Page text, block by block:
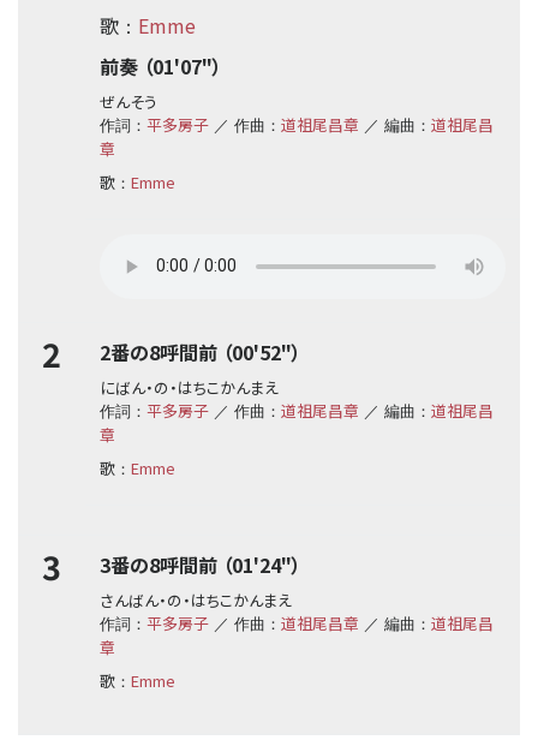
歌 ： Emme
前奏 （01'07"）
ぜんそう
作詞： 平多房子 ／ 作曲： 道祖尾昌章 ／ 編曲： 道祖尾昌
章
歌 ： Emme
2 2番の8呼間前 （00'52"）
にばん・の・はちこかんまえ
作詞： 平多房子 ／ 作曲： 道祖尾昌章 ／ 編曲： 道祖尾昌
章
歌 ： Emme
3 3番の8呼間前 （01'24"）
さんばん・の・はちこかんまえ
作詞： 平多房子 ／ 作曲： 道祖尾昌章 ／ 編曲： 道祖尾昌
章
歌 ： Emme